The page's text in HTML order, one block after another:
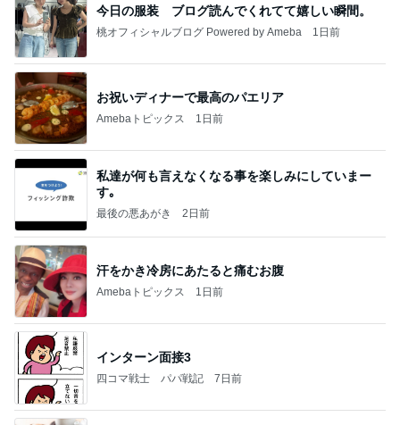
今日の服装 ブログ読んでくれてて嬉しい瞬間。
桃オフィシャルブログ Powered by Ameba 1日前
お祝いディナーで最高のパエリア
Amebaトピックス 1日前
私達が何も言えなくなる事を楽しみにしていまー
す｡
最後の悪あがき 2日前
汗をかき冷房にあたると痛むお腹
Amebaトピックス 1日前
インターン面接3
四コマ戦士 パパ戦記 7日前